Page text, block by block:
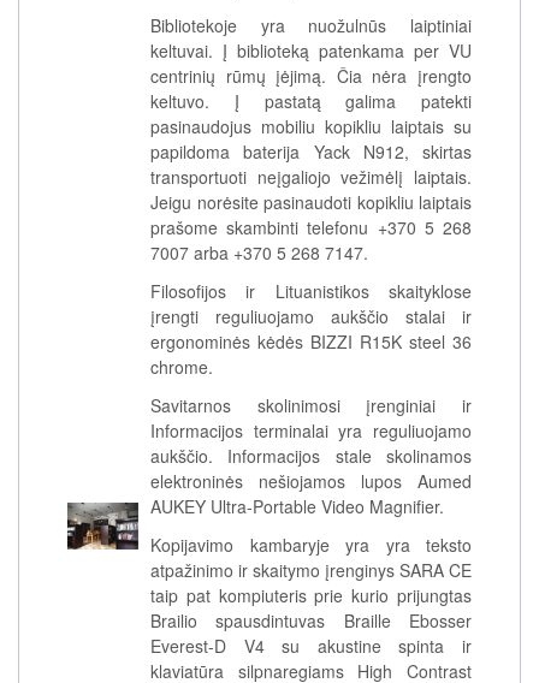
Bibliotekoje yra nuožulnūs laiptiniai
keltuvai. Į biblioteką patenkama per VU
centrinių rūmų įėjimą. Čia nėra įrengto
keltuvo. Į pastatą galima patekti
pasinaudojus mobiliu kopikliu laiptais su
papildoma baterija Yack N912, skirtas
transportuoti neįgaliojo vežimėlį laiptais.
Jeigu norėsite pasinaudoti kopikliu laiptais
prašome skambinti telefonu +370 5 268
7007 arba +370 5 268 7147.
Filosofijos ir Lituanistikos skaityklose
įrengti reguliuojamo aukščio stalai ir
ergonominės kėdės BIZZI R15K steel 36
chrome.
Savitarnos skolinimosi įrenginiai ir
Informacijos terminalai yra reguliuojamo
aukščio. Informacijos stale skolinamos
elektroninės nešiojamos lupos Aumed
AUKEY Ultra-Portable Video Magnifier.
Kopijavimo kambaryje yra yra teksto
atpažinimo ir skaitymo įrenginys SARA CE
taip pat kompiuteris prie kurio prijungtas
Brailio spausdintuvas Braille Ebosser
Everest-D V4 su akustine spinta ir
klaviatūra silpnaregiams High Contrast